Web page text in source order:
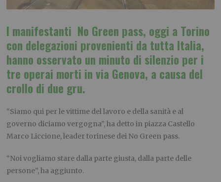
I manifestanti No Green pass, oggi a Torino
con delegazioni provenienti da tutta Italia,
hanno osservato un minuto di silenzio per i
tre operai morti in via Genova, a causa del
crollo di due gru.
“Siamo qui per le vittime del lavoro e della sanità e al
governo diciamo vergogna”, ha detto in piazza Castello
Marco Liccione, leader torinese dei No Green pass.
“Noi vogliamo stare dalla parte giusta, dalla parte delle
persone”, ha aggiunto.